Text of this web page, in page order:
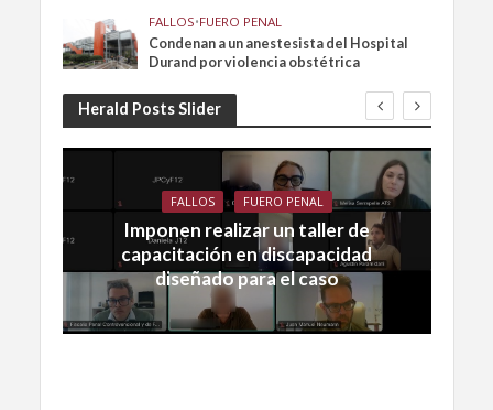
FALLOS•FUERO PENAL
Condenan a un anestesista del Hospital
Durand por violencia obstétrica
Herald Posts Slider
FALLOS FUERO PENAL
Imponen realizar un taller de
capacitación en discapacidad
diseñado para el caso